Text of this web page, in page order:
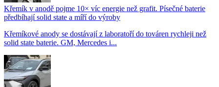
Křemík v anodě pojme 10× víc energie než grafit. Písečné baterie
předbíhají solid state a míří do výroby
Křemíkové anody se dostávají z laboratoří do továren rychleji než
solid state baterie. GM, Mercedes i...